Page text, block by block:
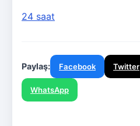
24 saat
Paylaş: Facebook Twitter
WhatsApp